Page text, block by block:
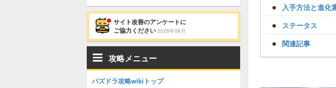
入手方法と進化
ステータス
関連記事
サイト改善のアンケートに
ご協力ください 2026年08月
攻略メニュー
パズドラ攻略wikiトップ